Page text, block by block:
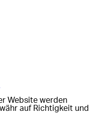
Website werden
auf Richtigkeit und